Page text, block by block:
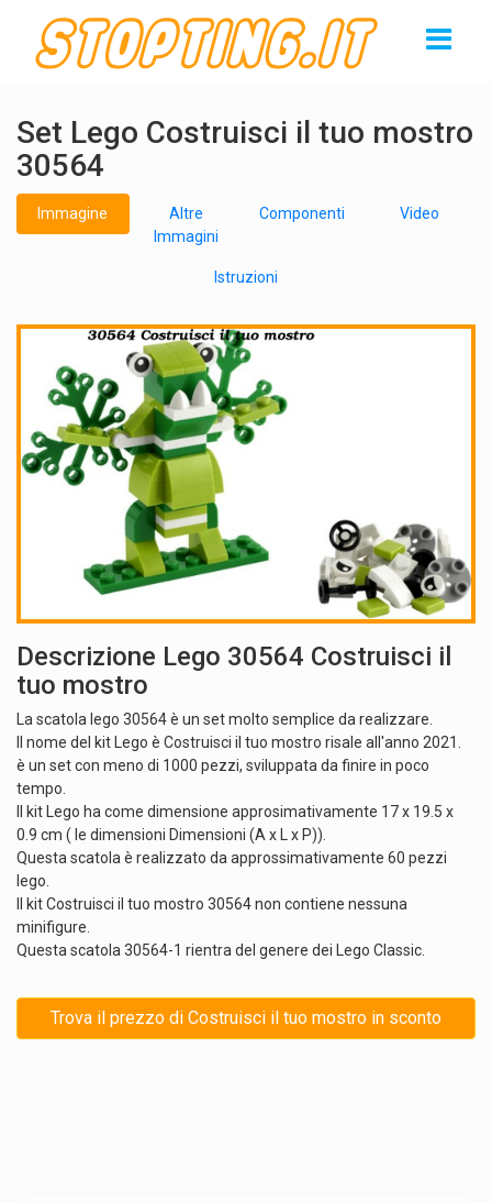
Set Lego Costruisci il tuo mostro
30564
Immagine
Altre
Immagini
Componenti Video
Istruzioni
Descrizione Lego 30564 Costruisci il
tuo mostro
La scatola lego 30564 è un set molto semplice da realizzare.
Il nome del kit Lego è Costruisci il tuo mostro risale all'anno 2021.
è un set con meno di 1000 pezzi, sviluppata da finire in poco
tempo.
Il kit Lego ha come dimensione approsimativamente 17 x 19.5 x
0.9 cm ( le dimensioni Dimensioni (A x L x P)).
Questa scatola è realizzato da approssimativamente 60 pezzi
lego.
Il kit Costruisci il tuo mostro 30564 non contiene nessuna
minifigure.
Questa scatola 30564-1 rientra del genere dei Lego Classic.
Trova il prezzo di Costruisci il tuo mostro in sconto